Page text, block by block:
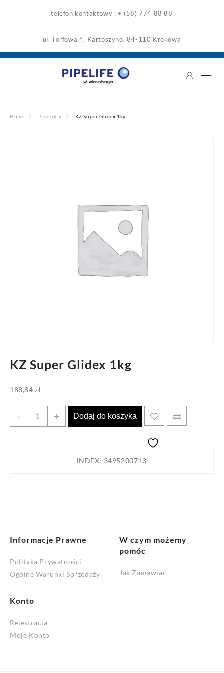
telefon kontaktowy : + (58) 774 88 88
ul. Torfowa 4, Kartoszyno, 84-110 Krokowa
Home Produkty KZ Super Glidex 1kg
KZ Super Glidex 1kg
188,84zł
-
ilość
KZ
+ Dodaj do koszyka
INDEX: 3495200713
Informacje Prawne
Polityka Prywatności
Ogólne Warunki Sprzedaży
W czym możemy
pomóc
Jak Zamawiać
Konto
Rejestracja
Moje Konto